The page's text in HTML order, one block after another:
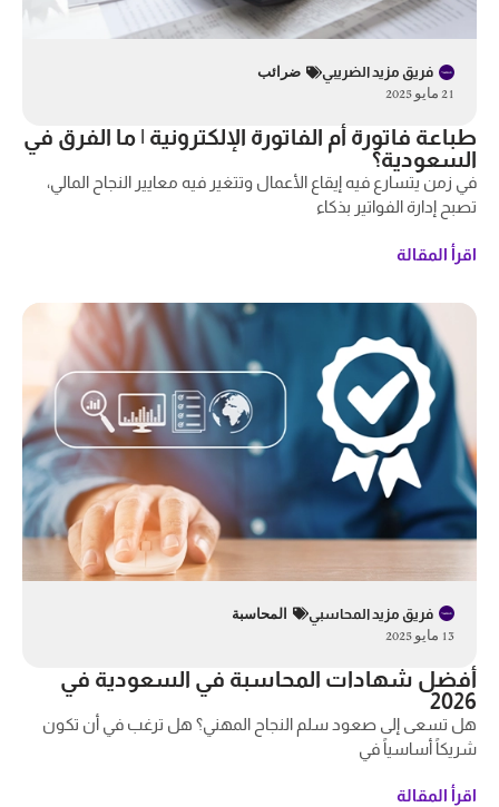
فريق مزيد الضريبي
ضرائب
21 مايو 2025
طباعة فاتورة أم الفاتورة الإلكترونية | ما الفرق في
السعودية؟
في زمن يتسارع فيه إيقاع الأعمال وتتغير فيه معايير النجاح المالي،
تصبح إدارة الفواتير بذكاء
اقرأ المقالة
فريق مزيد المحاسبي
المحاسبة
13 مايو 2025
أفضل شهادات المحاسبة في السعودية في
2026
هل تسعى إلى صعود سلم النجاح المهني؟ هل ترغب في أن تكون
شريكاً أساسياً في
اقرأ المقالة